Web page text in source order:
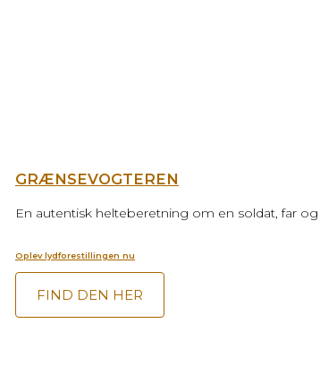
GRÆNSEVOGTEREN
En autentisk helteberetning om en soldat, far
Oplev lydforestillingen nu
FIND DEN HER